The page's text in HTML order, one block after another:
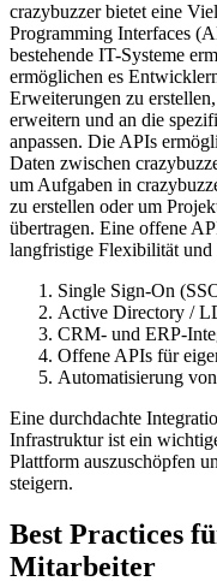
crazybuzzer bietet eine
Programming Interfaces
bestehende IT-Systeme
ermöglichen es
Erweiterungen zu
erweitern und an die
anpassen. Die APIs
Daten zwischen
um Aufgaben in
zu erstellen oder um
übertragen. Eine offene
langfristige Flexibilität
Single Sign-On
Active Directory /
CRM- und ERP-
Offene APIs für
Automatisierung
Eine durchdachte
Infrastruktur ist ein
Plattform auszuschöpfen
steigern.
Best Practices
Mitarbeiter